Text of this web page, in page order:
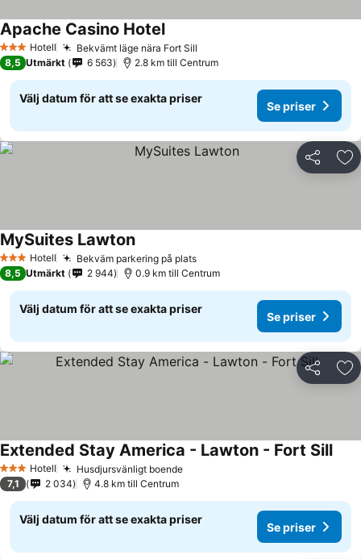
3 StjärnorHotell Bekvämt läge nära Fort Sill
Apache Casino HotelSe priser
8,5 Utmärkt 6 563 2.8 km till Centrum
Välj datum för att se exakta priser
Se priser
Dela
3 StjärnorHotell Bekväm parkering på platsSe priser
MySuites LawtonSe priser
8,5 Utmärkt 2 944 0.9 km till Centrum
Välj datum för att se exakta priser
Se priser
Dela
3 StjärnorHotell Husdjursvänligt boendeSe priser
Extended Stay America - Lawton - Fort SillSe
7,1 2 034 4.8 km till Centrum
Välj datum för att se exakta priser
Se priser